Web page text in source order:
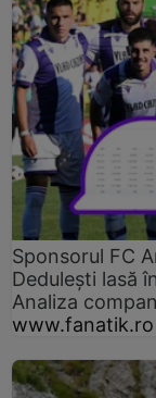
Sponsorul FC
Dedulești lasă
Analiza
www.fanatik.ro